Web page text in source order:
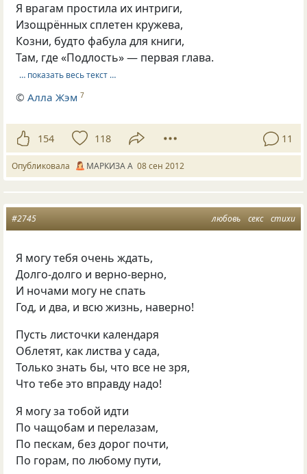
Я врагам простила их интриги,
Изощрённых сплетен кружева,
Козни, будто фабула для книги,
Там, где «Подлость» — первая глава.
… показать весь текст …
©Алла Жэм 7
154 118 11
Опубликовала МАРКИЗА А 08 сен 2012
любовь секс стихи
#2745
Я могу тебя очень ждать,
Долго-долго и верно-верно,
И ночами могу не спать
Год, и два, и всю жизнь, наверно!
Пусть листочки календаря
Облетят, как листва у сада,
Только знать бы, что все не зря,
Что тебе это вправду надо!
Я могу за тобой идти
По чащобам и перелазам,
По пескам, без дорог почти,
По горам, по любому пути,